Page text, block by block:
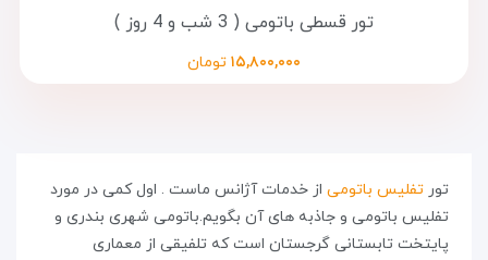
تور قسطی باتومی ( 3 شب و 4 روز )
۱۵,۸۰۰,۰۰۰ تومان
تور تفلیس باتومی از خدمات آژانس ماست . اول کمی در مورد
تفلیس باتومی و جاذبه های آن بگویم.باتومی شهری بندری و
پایتخت تابستانی گرجستان است که تلفیقی از معماری